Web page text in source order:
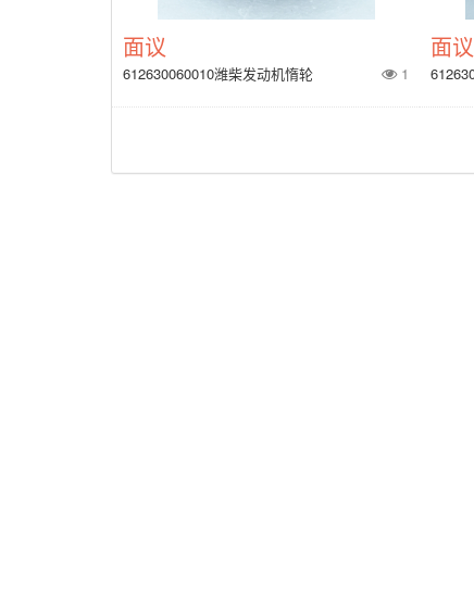
面议
612630060010潍柴发动机惰轮 1
面议